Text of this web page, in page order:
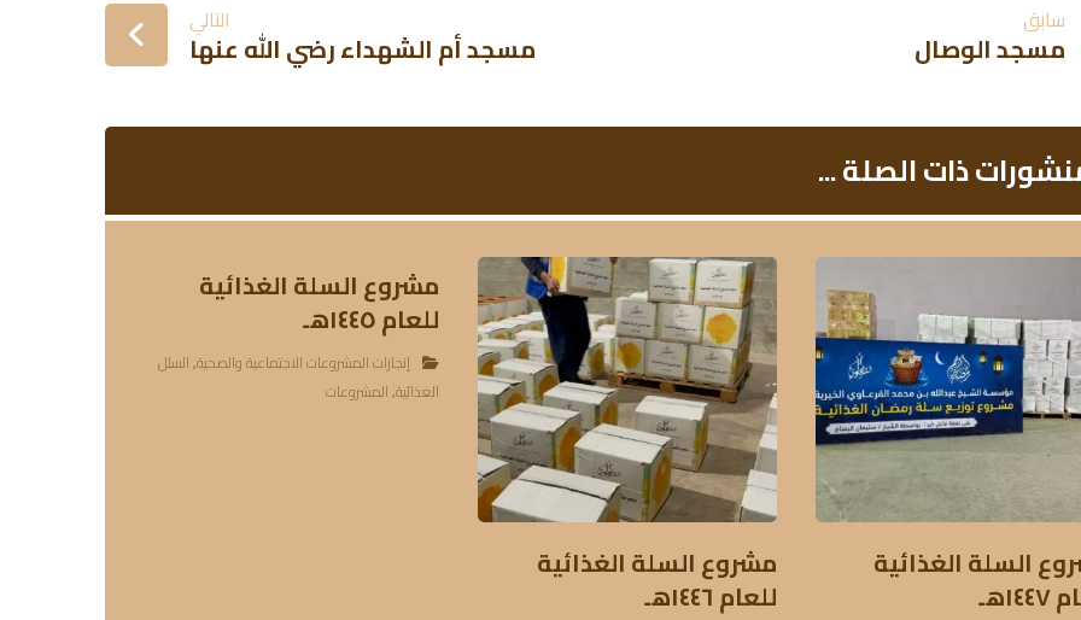
سابق
مسجد الوصال
التالي
مسجد أم الشهداء رضي الله عنها
ذات الصلة ...
السلة الغذائية مشروع السلة الغذائية
للعام ١٤٤٦هـ
مشروع السلة الغذائية
للعام ١٤٤٥هـ
إنجازات المشروعات الاجتماعية والصحية,السلل
الغذائية,المشروعات